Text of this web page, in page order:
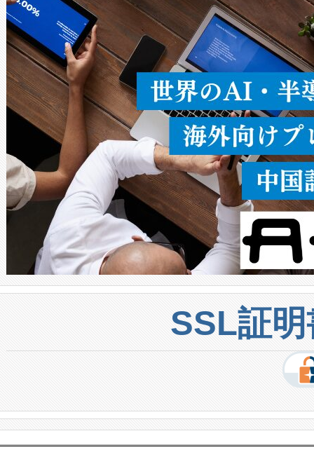
ることなく、単一のデバイス
うにします。遠距離まで届く
密度なスキャ […]
SSL証